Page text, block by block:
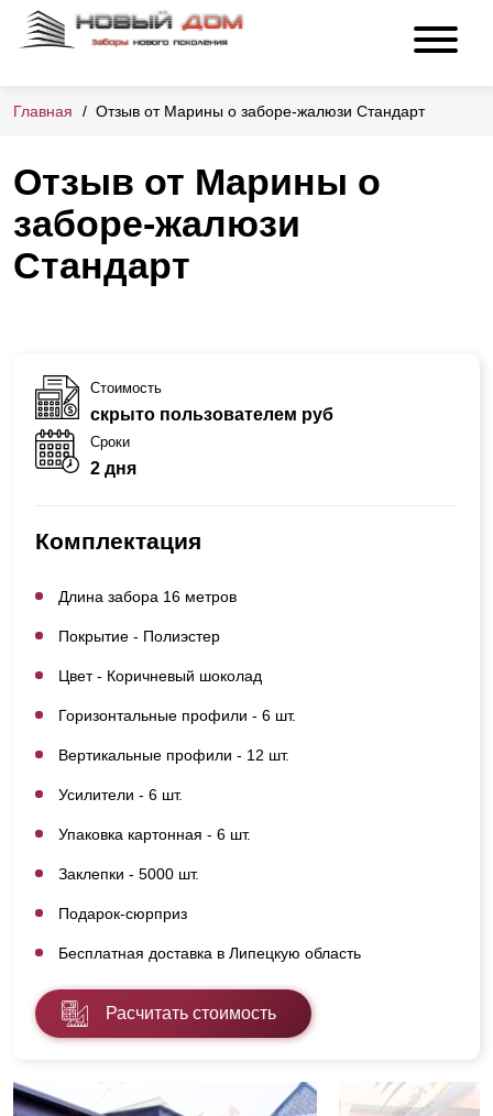
Главная Отзыв от Марины о заборе-жалюзи Стандарт
Отзыв от Марины о
заборе-жалюзи
Стандарт
Стоимость
скрыто пользователем руб
Сроки
2 дня
Комплектация
Длина забора 16 метров
Покрытие - Полиэстер
Цвет - Коричневый шоколад
Горизонтальные профили - 6 шт.
Вертикальные профили - 12 шт.
Усилители - 6 шт.
Упаковка картонная - 6 шт.
Заклепки - 5000 шт.
Подарок-сюрприз
Бесплатная доставка в Липецкую область
Расчитать стоимость